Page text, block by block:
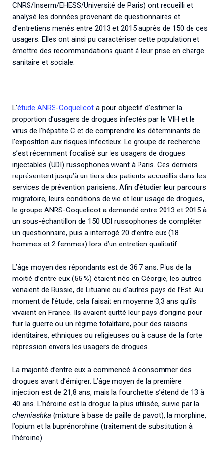
CNRS/Inserm/EHESS/Université de Paris) ont recueilli et
analysé les données provenant de questionnaires et
d’entretiens menés entre 2013 et 2015 auprès de 150 de ces
usagers. Elles ont ainsi pu caractériser cette population et
émettre des recommandations quant à leur prise en charge
sanitaire et sociale.
L’étude ANRS-Coquelicot a pour objectif d’estimer la
proportion d’usagers de drogues infectés par le VIH et le
virus de l’hépatite C et de comprendre les déterminants de
l’exposition aux risques infectieux. Le groupe de recherche
s’est récemment focalisé sur les usagers de drogues
injectables (UDI) russophones vivant à Paris. Ces derniers
représentent jusqu’à un tiers des patients accueillis dans les
services de prévention parisiens. Afin d’étudier leur parcours
migratoire, leurs conditions de vie et leur usage de drogues,
le groupe ANRS-Coquelicot a demandé entre 2013 et 2015 à
un sous-échantillon de 150 UDI russophones de compléter
un questionnaire, puis a interrogé 20 d’entre eux (18
hommes et 2 femmes) lors d’un entretien qualitatif.
L’âge moyen des répondants est de 36,7 ans. Plus de la
moitié d’entre eux (55 %) étaient nés en Géorgie, les autres
venaient de Russie, de Lituanie ou d’autres pays de l’Est. Au
moment de l’étude, cela faisait en moyenne 3,3 ans qu’ils
vivaient en France. Ils avaient quitté leur pays d’origine pour
fuir la guerre ou un régime totalitaire, pour des raisons
identitaires, ethniques ou religieuses ou à cause de la forte
répression envers les usagers de drogues.
La majorité d’entre eux a commencé à consommer des
drogues avant d’émigrer. L’âge moyen de la première
injection est de 21,8 ans, mais la fourchette s’étend de 13 à
40 ans. L’héroïne est la drogue la plus utilisée, suivie par la
cherniashka (mixture à base de paille de pavot), la morphine,
l’opium et la buprénorphine (traitement de substitution à
l’héroïne).